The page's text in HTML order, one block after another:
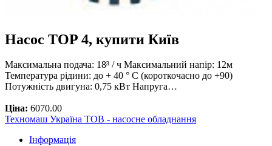
Насос TOP 4, купити Київ
Максимальна подача: 18³ / ч Максимальний напір: 12м
Температура рідини: до + 40 ° С (короткочасно до +90)
Потужність двигуна: 0,75 кВт Напруга…
Ціна: 6070.00
Техномаш Україна ТОВ - насосне обладнання
Інформація